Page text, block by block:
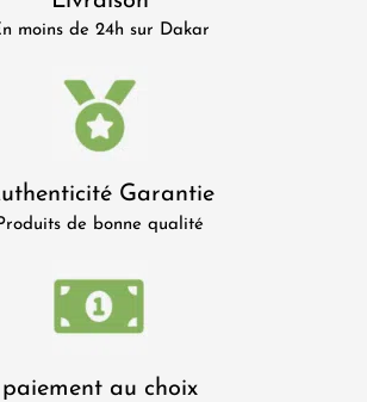
moins de 24h sur Dakar
Garantie
Produits de bonne qualité
paiement au choix